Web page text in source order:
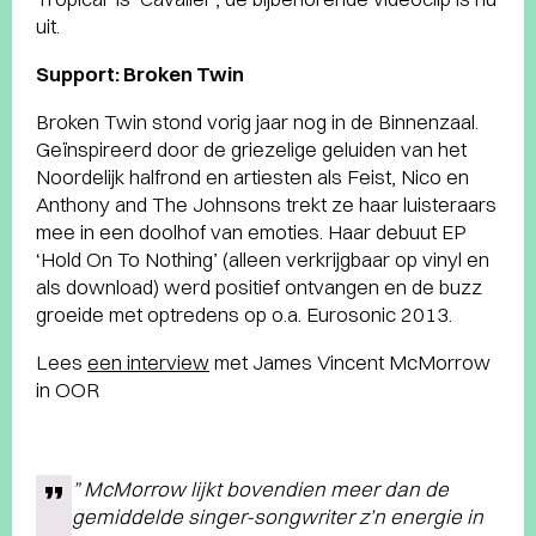
uit.
Support: Broken Twin
Broken Twin stond vorig jaar nog in de Binnenzaal.
Geïnspireerd door de griezelige geluiden van het
Noordelijk halfrond en artiesten als Feist, Nico en
Anthony and The Johnsons trekt ze haar luisteraars
mee in een doolhof van emoties. Haar debuut EP
‘Hold On To Nothing’ (alleen verkrijgbaar op vinyl en
als download) werd positief ontvangen en de buzz
groeide met optredens op o.a. Eurosonic 2013.
Lees een interviewmet James Vincent McMorrow
in OOR
” McMorrow lijkt bovendien meer dan de
gemiddelde singer-songwriter z’n energie in